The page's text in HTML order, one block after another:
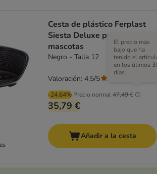
Cesta de plástico Ferplast
Siesta Deluxe para
mascotas
Negro - Talla 12
-24.64% Precio normal47,49 €
El precio más
bajo que ha
tenido el
en los útimos
días.
35,79 €
Valoración: 4.5/5
Añadir a la cesta